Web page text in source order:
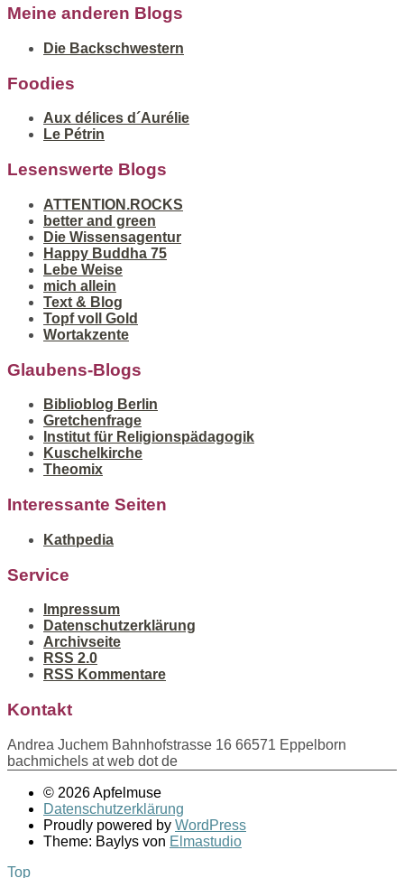
Meine anderen Blogs
Die Backschwestern
Foodies
Aux délices d´Aurélie
Le Pétrin
Lesenswerte Blogs
ATTENTION.ROCKS
better and green
Die Wissensagentur
Happy Buddha 75
Lebe Weise
mich allein
Text & Blog
Topf voll Gold
Wortakzente
Glaubens-Blogs
Biblioblog Berlin
Gretchenfrage
Institut für Religionspädagogik
Kuschelkirche
Theomix
Interessante Seiten
Kathpedia
Service
Impressum
Datenschutzerklärung
Archivseite
RSS 2.0
RSS Kommentare
Kontakt
Andrea Juchem Bahnhofstrasse 16 66571 Eppelborn
bachmichels at web dot de
© 2026 Apfelmuse
Datenschutzerklärung
Proudly powered by WordPress
Theme: Baylys von Elmastudio
Top